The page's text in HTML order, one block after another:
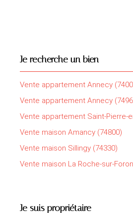
Je recherche un bien
Vente appartement Annecy
Vente appartement Annecy
Vente appartement Saint-Pierre-
Vente maison Amancy (74800)
Vente maison Sillingy (74330)
Vente maison La Roche-sur-
Je suis propriétaire